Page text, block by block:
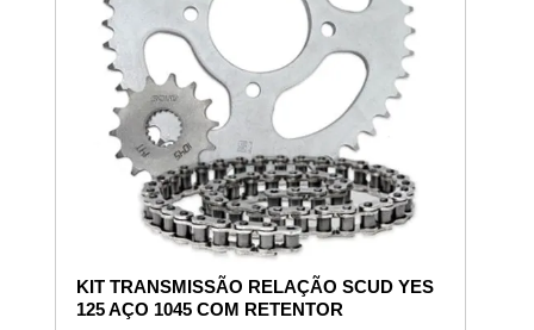
KIT TRANSMISSÃO RELAÇÃO SCUD YES
125 AÇO 1045 COM RETENTOR